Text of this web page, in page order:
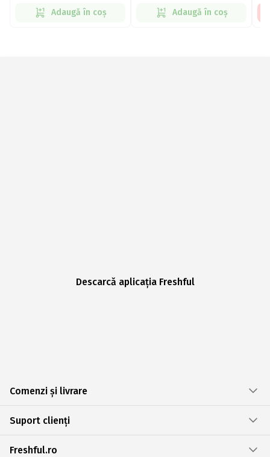
Adaugă în coș Adaugă în coș
Descarcă aplicația Freshful
Comenzi și livrare
Suport clienți
Freshful.ro